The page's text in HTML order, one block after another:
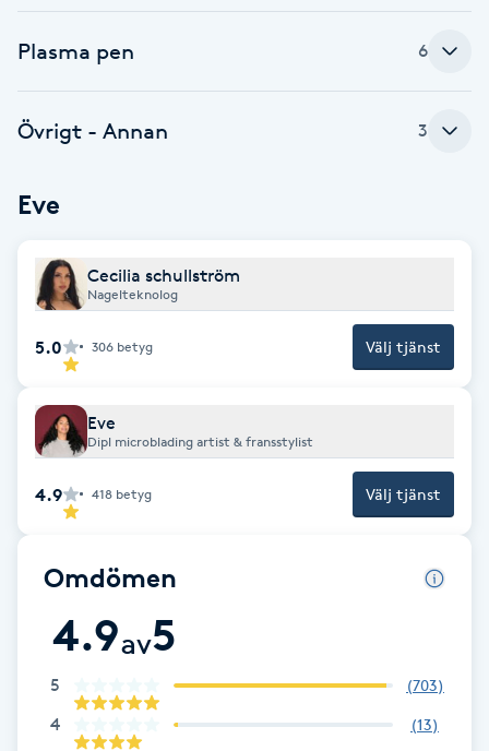
Brynplockning
Celluliter
Coachning
Cryoterapi
Dermapen
Diamantslipning
Enzympeeling
Extensions
Plasma pen 6
Övrigt - Annan 3
Eve
Cecilia schullström
Nagelteknolog
5.0 306 betyg Välj tjänst
Eve
Dipl microblading artist & fransstylist
4.9 418 betyg Välj tjänst
Omdömen
4.9av5
5 (703)
4 (13)